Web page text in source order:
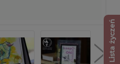
Lista życzeń